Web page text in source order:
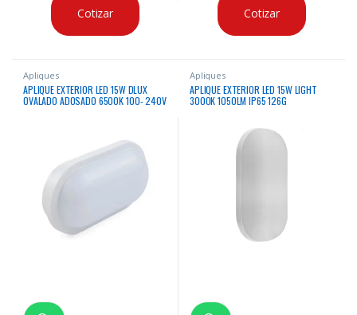
Cotizar Cotizar
Apliques
APLIQUE EXTERIOR LED 15W DLUX
OVALADO ADOSADO 6500K 100- 240V
Apliques
APLIQUE EXTERIOR LED 15W LIGHT
3000K 1050LM IP65 126G